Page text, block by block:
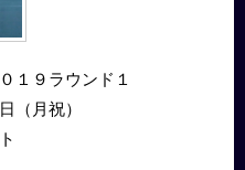
１９ラウンド１
（月祝）